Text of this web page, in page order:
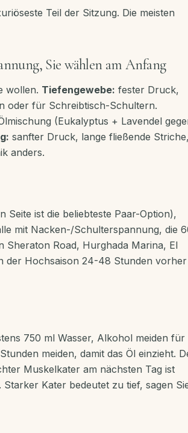
Teil der Sitzung. Die meisten
Sie wählen am Anfang
wollen. Tiefengewebe: fester Druck,
oder für Schreibtisch-Schultern.
(Eukalyptus + Lavendel
sanfter Druck, lange fließende Striche,
anders.
Seite ist die beliebteste Paar-Option),
mit Nacken-/Schulterspannung, die
Sheraton Road, Hurghada Marina, El
der Hochsaison 24-48 Stunden vorher
750 ml Wasser, Alkohol meiden für
meiden, damit das Öl einzieht.
Muskelkater am nächsten Tag ist
Kater bedeutet zu tief, sagen